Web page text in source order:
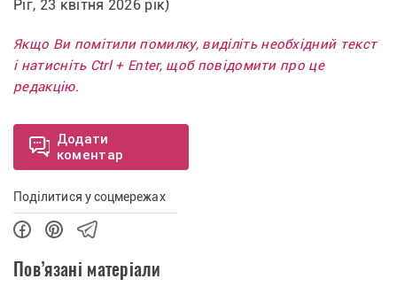
Ріг, 23 квітня 2026 рік)
Якщо Ви помітили помилку, виділіть необхідний текст
і натисніть Ctrl + Enter, щоб повідомити про це
редакцію.
Додати
коментар
Поділитися у соцмережах
Пов’язані матеріали